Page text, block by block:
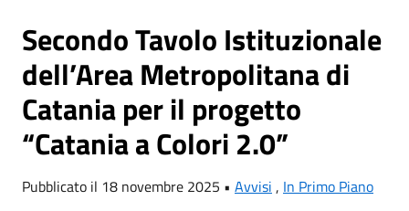
Secondo Tavolo Istituzionale
dell’Area Metropolitana di
Catania per il progetto
“Catania a Colori 2.0”
Pubblicato il 18 novembre 2025 • Avvisi , In Primo Piano